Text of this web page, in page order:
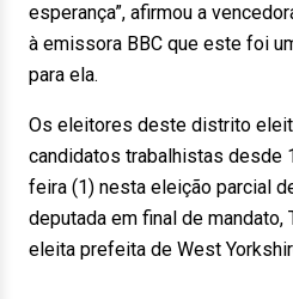
esperança”, afirmou a
à emissora BBC que este foi
para ela.
Os eleitores deste distrito
candidatos trabalhistas desde
feira (1) nesta eleição parcial
deputada em final de mandato,
eleita prefeita de West